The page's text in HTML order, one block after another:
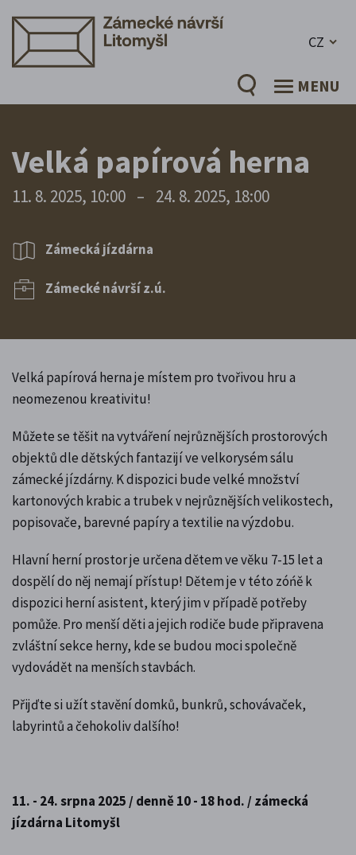
CZ
MENU
Velká papírová herna
11. 8. 2025, 10:00 – 24. 8. 2025, 18:00
Zámecká jízdárna
Zámecké návrší z.ú.
Velká papírová herna je místem pro tvořivou hru a
neomezenou kreativitu!
Můžete se těšit na vytváření nejrůznějších prostorových
objektů dle dětských fantazijí ve velkorysém sálu
zámecké jízdárny. K dispozici bude velké množství
kartonových krabic a trubek v nejrůznějších velikostech,
popisovače, barevné papíry a textilie na výzdobu.
Hlavní herní prostor je určena dětem ve věku 7-15 let a
dospělí do něj nemají přístup! Dětem je v této zóńě k
dispozici herní asistent, který jim v případě potřeby
pomůže. Pro menší děti a jejich rodiče bude připravena
zvláštní sekce herny, kde se budou moci společně
vydovádět na menších stavbách.
Přijďte si užít stavění domků, bunkrů, schovávaček,
labyrintů a čehokoliv dalšího!
11. - 24. srpna 2025 / denně 10 - 18 hod. / zámecká
jízdárna Litomyšl